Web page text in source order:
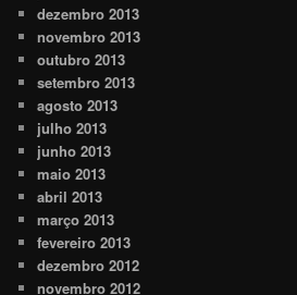
dezembro 2013
novembro 2013
outubro 2013
setembro 2013
agosto 2013
julho 2013
junho 2013
maio 2013
abril 2013
março 2013
fevereiro 2013
dezembro 2012
novembro 2012